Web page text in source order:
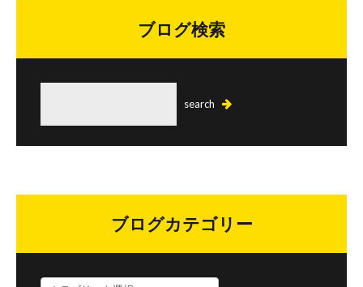
ブログ検索
ブログカテゴリー